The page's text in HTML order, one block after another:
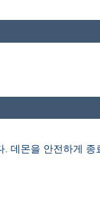
. 데몬을 안전하게 종